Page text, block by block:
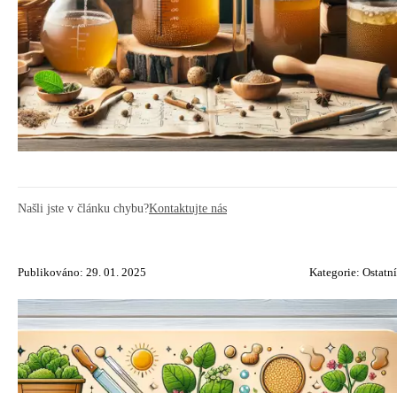
Našli jste v článku chybu?Kontaktujte nás
Publikováno: 29. 01. 2025 Kategorie: Ostatní